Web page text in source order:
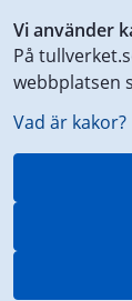
Vi använder
På
webbplatsen
Vad är kakor?
till
innehåll
på
aktuell